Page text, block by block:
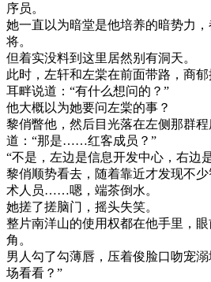
序员。
她一直以为暗堂是他培养的暗势力
将。
但着实没料到这里居然别有洞天。
此时，左轩和左棠在前面带路，商
耳畔说道：“有什么想问的？”
他大概以为她要问左棠的事？
黎俏瞥他，然后目光落在左侧那群
道：“那是……红客成员？”
“不是，左边是信息开发中心，右边
黎俏顺势看去，随着靠近才发现不
术人员……嗯，端茶倒水。
她搓了搓脑门，摇头失笑。
整片南洋山的使用权都在他手里，
角。
男人勾了勾薄唇，压着俊脸口吻宠
场看看？”